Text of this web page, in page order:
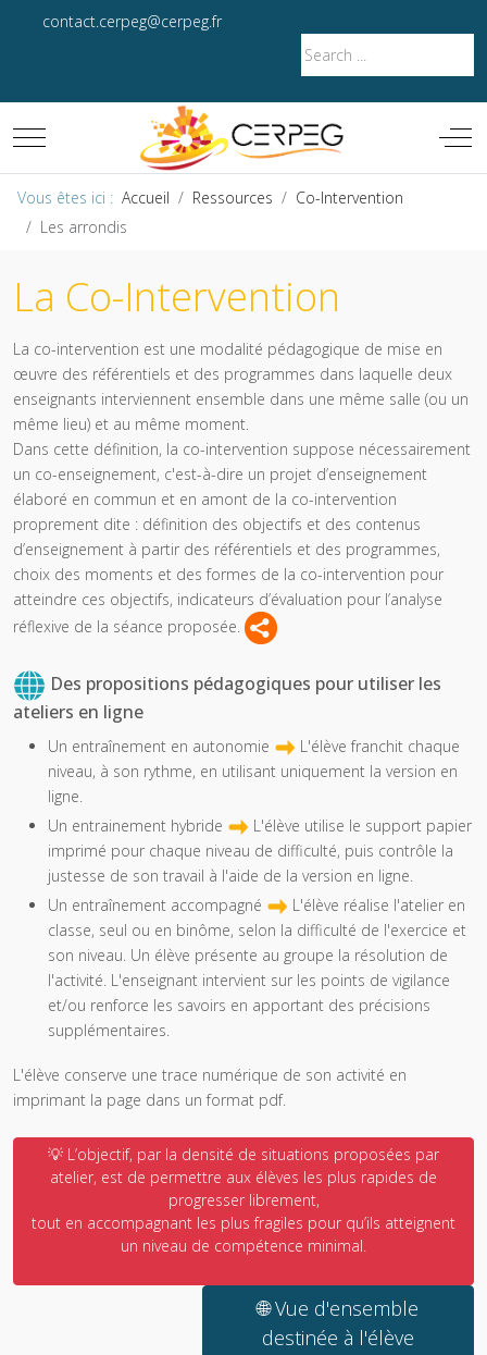
contact.cerpeg@cerpeg.fr
Mobile Menu Toggle Off-
Vous êtes ici : Accueil Ressources
Co-Intervention
Les arrondis
La Co-Intervention
La co-intervention est une modalité pédagogique de mise en
œuvre des référentiels et des programmes dans laquelle deux
enseignants interviennent ensemble dans une même salle (ou un
même lieu) et au même moment.
Dans cette définition, la co-intervention suppose nécessairement
un co-enseignement, c'est-à-dire un projet d’enseignement
élaboré en commun et en amont de la co-intervention
proprement dite : définition des objectifs et des contenus
d’enseignement à partir des référentiels et des programmes,
choix des moments et des formes de la co-intervention pour
atteindre ces objectifs, indicateurs d’évaluation pour l’analyse
réflexive de la séance proposée.
Des propositions pédagogiques pour utiliser les
ateliers en ligne
Un entraînement en autonomie
L'élève franchit chaque
niveau, à son rythme, en utilisant uniquement la version en
ligne.
Un entrainement hybride
L'élève utilise le support papier
imprimé pour chaque niveau de difficulté, puis contrôle la
justesse de son travail à l'aide de la version en ligne.
Un entraînement accompagné
L'élève réalise l'atelier en
classe, seul ou en binôme, selon la difficulté de l'exercice et
son niveau. Un élève présente au groupe la résolution de
l'activité. L'enseignant intervient sur les points de vigilance
et/ou renforce les savoirs en apportant des précisions
supplémentaires.
L'élève conserve une trace numérique de son activité en
imprimant la page dans un format pdf.
💡 L’objectif, par la densité de situations proposées par
atelier, est de permettre aux élèves les plus rapides de
progresser librement,
tout en accompagnant les plus fragiles pour qu’ils atteignent
un niveau de compétence minimal.
🌐 Vue d'ensemble
destinée à l'élève